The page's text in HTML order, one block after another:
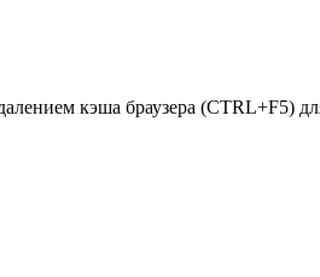
кэша браузера (CTRL+F5)